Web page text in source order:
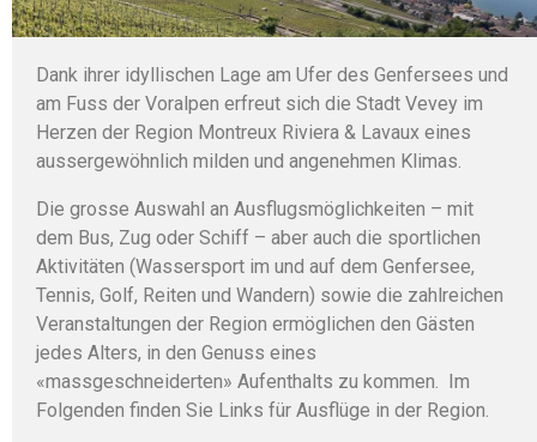
Dank ihrer idyllischen Lage am Ufer des Genfersees und
am Fuss der Voralpen erfreut sich die Stadt Vevey im
Herzen der Region Montreux Riviera & Lavaux eines
aussergewöhnlich milden und angenehmen Klimas.
Die grosse Auswahl an Ausflugsmöglichkeiten – mit
dem Bus, Zug oder Schiff – aber auch die sportlichen
Aktivitäten (Wassersport im und auf dem Genfersee,
Tennis, Golf, Reiten und Wandern) sowie die zahlreichen
Veranstaltungen der Region ermöglichen den Gästen
jedes Alters, in den Genuss eines
«massgeschneiderten» Aufenthalts zu kommen. Im
Folgenden finden Sie Links für Ausflüge in der Region.